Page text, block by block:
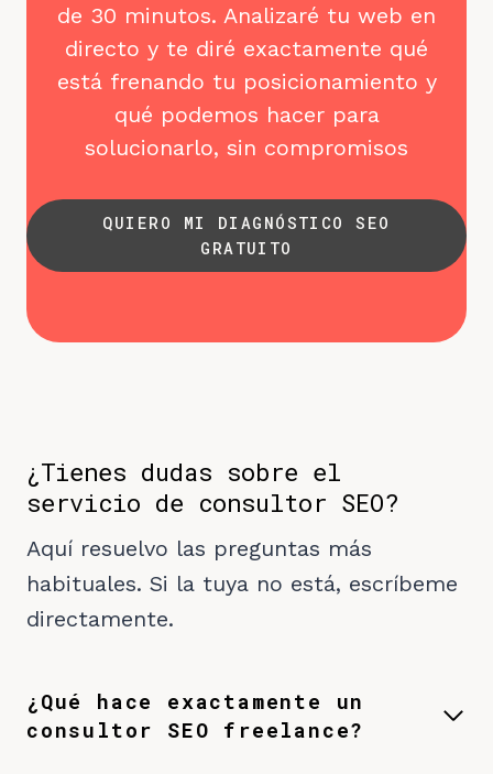
de 30 minutos. Analizaré tu web en
directo y te diré exactamente qué
está frenando tu posicionamiento y
qué podemos hacer para
solucionarlo, sin compromisos
QUIERO MI DIAGNÓSTICO SEO
GRATUITO
¿Tienes dudas sobre el
servicio de consultor SEO?
Aquí resuelvo las preguntas más
habituales. Si la tuya no está, escríbeme
directamente.
¿Qué hace exactamente un
consultor SEO freelance?